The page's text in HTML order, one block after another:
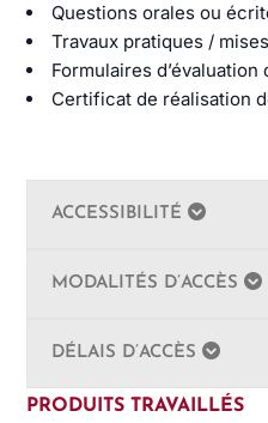
Questions orales ou
Travaux pratiques /
Formulaires
Certificat de réalisation
ACCESSIBILITÉ
MODALITÉS D’ACCÈS
DÉLAIS D’ACCÈS
PRODUITS TRAVAILLÉS